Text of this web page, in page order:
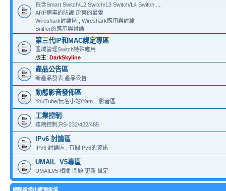
包含Smart Switch/L2 Switch/L3 Switch/L4 Switch.....
ARP病毒的防護,房東的最愛
Wireshark討論區 , Wireshark應用與討論
Sniffer的應用與討論
第三代IP和MAC綁定專區
區域管理Switch特殊應用
版主: DarkSkyline
產品公告區
新產品發表,產品公告
動態影音發佈區
YouTube/無名小站/Yam....影音區
工業控制
遠端控制,RS-232/422/485
IPv6 討論區
IPv6 討論區 , 有關IPv6的資訊
UMAIL_V5專區
UMAILV5 相關 問題 更新 設定
網路設備出廠預設值